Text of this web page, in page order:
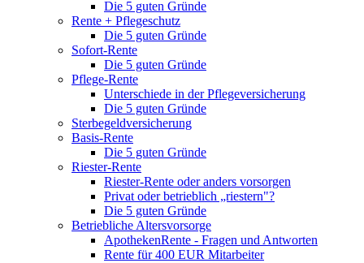
Die 5 guten Gründe
Rente + Pflegeschutz
Die 5 guten Gründe
Sofort-Rente
Die 5 guten Gründe
Pflege-Rente
Unterschiede in der Pflegeversicherung
Die 5 guten Gründe
Sterbegeldversicherung
Basis-Rente
Die 5 guten Gründe
Riester-Rente
Riester-Rente oder anders vorsorgen
Privat oder betrieblich „riestern"?
Die 5 guten Gründe
Betriebliche Altersvorsorge
ApothekenRente - Fragen und Antworten
Rente für 400 EUR Mitarbeiter